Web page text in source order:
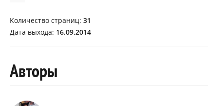
Количество страниц: 31
Дата выхода: 16.09.2014
Авторы